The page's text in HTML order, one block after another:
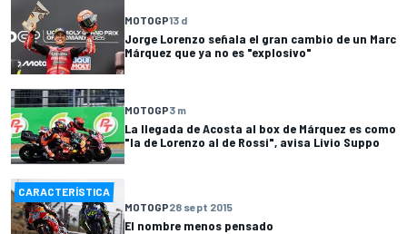
MOTOGP13 d
Jorge Lorenzo señala el gran cambio de un Marc
Márquez que ya no es "explosivo"
MOTOGP3 m
La llegada de Acosta al box de Márquez es como
"la de Lorenzo al de Rossi", avisa Livio Suppo
CARACTERÍSTICA
MOTOGP28 sept 2015
El nombre menos pensado